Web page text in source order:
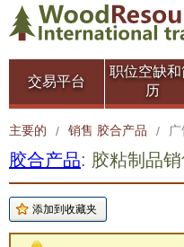
交易平台
职位空缺和
历
主要的 / 销售 胶合产品 /
胶合产品: 胶粘制品